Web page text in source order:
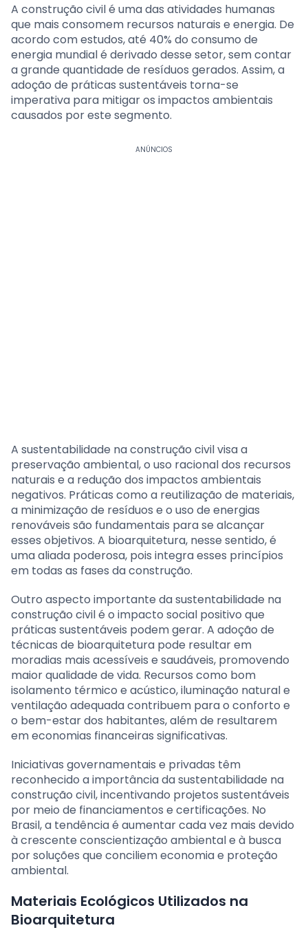
A construção civil é uma das atividades humanas
que mais consomem recursos naturais e energia. De
acordo com estudos, até 40% do consumo de
energia mundial é derivado desse setor, sem contar
a grande quantidade de resíduos gerados. Assim, a
adoção de práticas sustentáveis torna-se
imperativa para mitigar os impactos ambientais
causados por este segmento.
ANÚNCIOS
A sustentabilidade na construção civil visa a
preservação ambiental, o uso racional dos recursos
naturais e a redução dos impactos ambientais
negativos. Práticas como a reutilização de materiais,
a minimização de resíduos e o uso de energias
renováveis são fundamentais para se alcançar
esses objetivos. A bioarquitetura, nesse sentido, é
uma aliada poderosa, pois integra esses princípios
em todas as fases da construção.
Outro aspecto importante da sustentabilidade na
construção civil é o impacto social positivo que
práticas sustentáveis podem gerar. A adoção de
técnicas de bioarquitetura pode resultar em
moradias mais acessíveis e saudáveis, promovendo
maior qualidade de vida. Recursos como bom
isolamento térmico e acústico, iluminação natural e
ventilação adequada contribuem para o conforto e
o bem-estar dos habitantes, além de resultarem
em economias financeiras significativas.
Iniciativas governamentais e privadas têm
reconhecido a importância da sustentabilidade na
construção civil, incentivando projetos sustentáveis
por meio de financiamentos e certificações. No
Brasil, a tendência é aumentar cada vez mais devido
à crescente conscientização ambiental e à busca
por soluções que conciliem economia e proteção
ambiental.
Materiais Ecológicos Utilizados na
Bioarquitetura